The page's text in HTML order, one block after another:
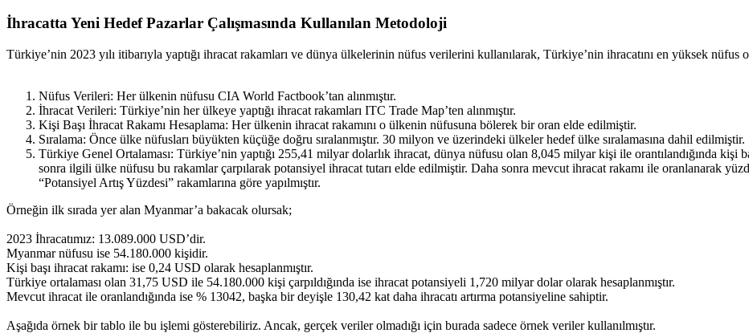
İhracatta Yeni Hedef Pazarlar Çalışmasında Kullanılan Metodoloji
Türkiye’nin 2023 yılı itibarıyla yaptığı ihracat rakamları ve dünya ülkelerinin nüfus verilerini kullanılarak, Türkiye’nin ihracatını en yüksek nüfus
Nüfus Verileri: Her ülkenin nüfusu CIA World Factbook’tan alınmıştır.
İhracat Verileri: Türkiye’nin her ülkeye yaptığı ihracat rakamları ITC Trade Map’ten alınmıştır.
Kişi Başı İhracat Rakamı Hesaplama: Her ülkenin ihracat rakamını o ülkenin nüfusuna bölerek bir oran elde edilmiştir.
Sıralama: Önce ülke nüfusları büyükten küçüğe doğru sıralanmıştır. 30 milyon ve üzerindeki ülkeler hedef ülke sıralamasına dahil edilmiştir.
Türkiye Genel Ortalaması: Türkiye’nin yaptığı 255,41 milyar dolarlık ihracat, dünya nüfusu olan 8,045 milyar kişi ile orantılandığında kişi
sonra ilgili ülke nüfusu bu rakamlar çarpılarak potansiyel ihracat tutarı elde edilmiştir. Daha sonra mevcut ihracat rakamı ile oranlanarak
“Potansiyel Artış Yüzdesi” rakamlarına göre yapılmıştır.
Örneğin ilk sırada yer alan Myanmar’a bakacak olursak;
2023 İhracatımız: 13.089.000 USD’dir.
Myanmar nüfusu ise 54.180.000 kişidir.
Kişi başı ihracat rakamı: ise 0,24 USD olarak hesaplanmıştır.
Türkiye ortalaması olan 31,75 USD ile 54.180.000 kişi çarpıldığında ise ihracat potansiyeli 1,720 milyar dolar olarak hesaplanmıştır.
Mevcut ihracat ile oranlandığında ise % 13042, başka bir deyişle 130,42 kat daha ihracatı artırma potansiyeline sahiptir.
Aşağıda örnek bir tablo ile bu işlemi gösterebiliriz. Ancak, gerçek veriler olmadığı için burada sadece örnek veriler kullanılmıştır.